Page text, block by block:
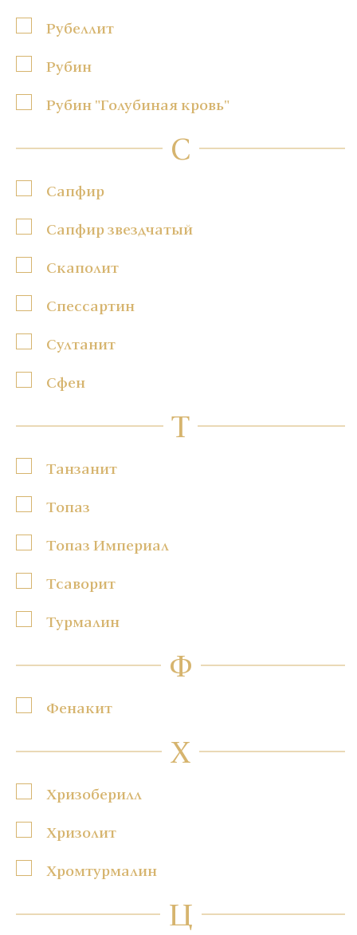
Рубеллит
Рубин
Рубин "Голубиная кровь"
С
Сапфир
Сапфир звездчатый
Скаполит
Спессартин
Султанит
Сфен
Т
Танзанит
Топаз
Топаз Империал
Тсаворит
Турмалин
Ф
Фенакит
Х
Хризоберилл
Хризолит
Хромтурмалин
Ц